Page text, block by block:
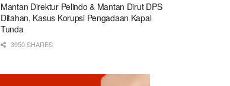
Mantan Direktur Pelindo & Mantan Dirut DPS
Ditahan, Kasus Korupsi Pengadaan Kapal
Tunda
3950 SHARES